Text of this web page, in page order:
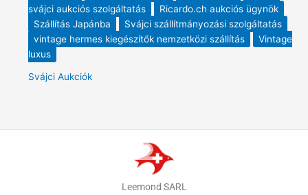
svájci aukciós szolgáltatás
Ricardo.ch aukciós ügynök
Szállítás Japánba
Svájci szállítmányozási szolgáltatás
vintage hermes kiegészítők nemzetközi szállítás
Vintage
luxus
Svájci Aukciók
Leemond SARL